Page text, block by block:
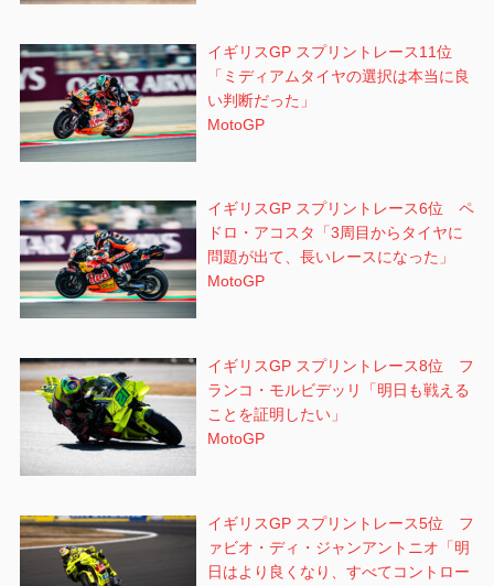
イギリスGP スプリントレース11位
「ミディアムタイヤの選択は本当に良
い判断だった」
MotoGP
イギリスGP スプリントレース6位 ペ
ドロ・アコスタ「3周目からタイヤに
問題が出て、長いレースになった」
MotoGP
イギリスGP スプリントレース8位 フ
ランコ・モルビデッリ「明日も戦える
ことを証明したい」
MotoGP
イギリスGP スプリントレース5位 フ
ァビオ・ディ・ジャンアントニオ「明
日はより良くなり、すべてコントロー